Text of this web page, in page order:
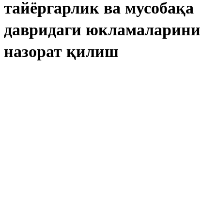
тайёргарлик ва мусобақа
давридаги юкламаларини
назорат қилиш